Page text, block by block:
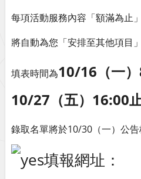
每項活動服務內容「額滿為止
將自動為您「安排至其他項目
填表時間為10/16（一
10/27（五）16:00
錄取名單將於10/30（一）公告
填報網址：